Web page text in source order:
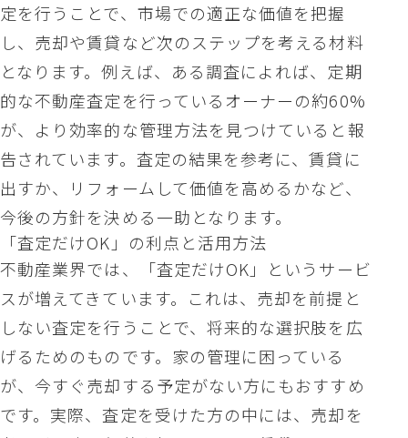
定を行うことで、市場での適正な価値を把握
し、売却や賃貸など次のステップを考える材料
となります。例えば、ある調査によれば、定期
的な不動産査定を行っているオーナーの約60%
が、より効率的な管理方法を見つけていると報
告されています。査定の結果を参考に、賃貸に
出すか、リフォームして価値を高めるかなど、
今後の方針を決める一助となります。
「査定だけOK」の利点と活用方法
不動産業界では、「査定だけOK」というサービ
スが増えてきています。これは、売却を前提と
しない査定を行うことで、将来的な選択肢を広
げるためのものです。家の管理に困っている
が、今すぐ売却する予定がない方にもおすすめ
です。実際、査定を受けた方の中には、売却を